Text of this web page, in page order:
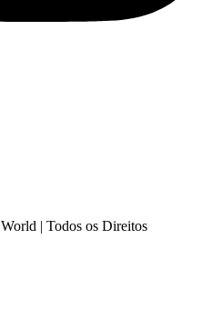
| Todos os Direitos